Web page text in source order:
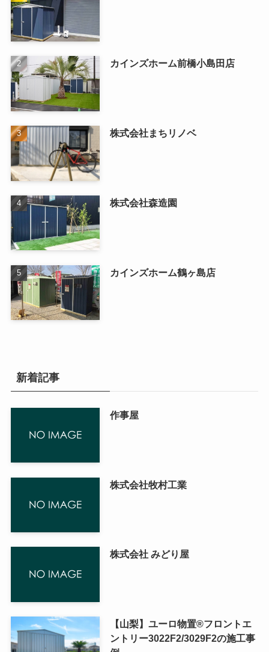
カインズホーム前橋小島田店
株式会社まちリノベ
株式会社森造園
カインズホーム鶴ヶ島店
新着記事
作事屋
株式会社牧村工業
株式会社 みどり屋
【山梨】ユーロ物置®フロントエ
ントリー3022F2/3029F2の施工事